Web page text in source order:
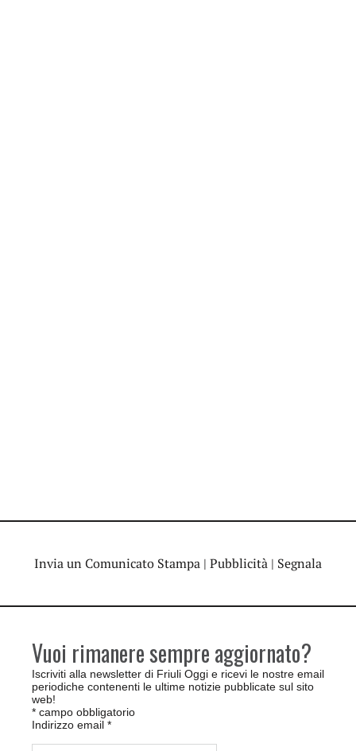
Invia un Comunicato Stampa | Pubblicità | Segnala
Vuoi rimanere sempre aggiornato?
Iscriviti alla newsletter di Friuli Oggi e ricevi le nostre email
periodiche contenenti le ultime notizie pubblicate sul sito
web!
* campo obbligatorio
Indirizzo email *